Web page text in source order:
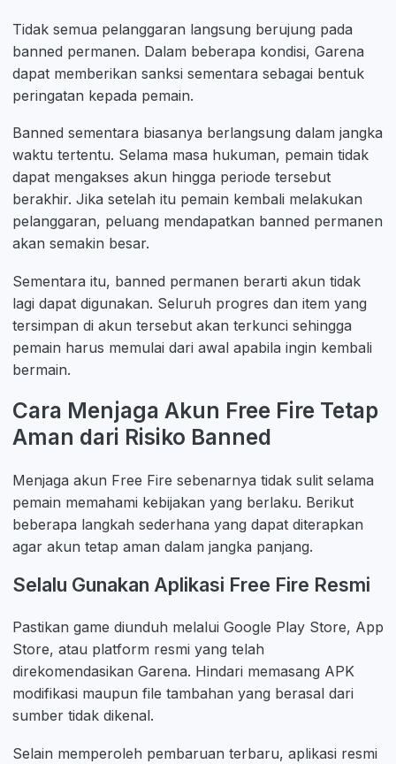
Tidak semua pelanggaran langsung berujung pada
banned permanen. Dalam beberapa kondisi, Garena
dapat memberikan sanksi sementara sebagai bentuk
peringatan kepada pemain.
Banned sementara biasanya berlangsung dalam jangka
waktu tertentu. Selama masa hukuman, pemain tidak
dapat mengakses akun hingga periode tersebut
berakhir. Jika setelah itu pemain kembali melakukan
pelanggaran, peluang mendapatkan banned permanen
akan semakin besar.
Sementara itu, banned permanen berarti akun tidak
lagi dapat digunakan. Seluruh progres dan item yang
tersimpan di akun tersebut akan terkunci sehingga
pemain harus memulai dari awal apabila ingin kembali
bermain.
Cara Menjaga Akun Free Fire Tetap
Aman dari Risiko Banned
Menjaga akun Free Fire sebenarnya tidak sulit selama
pemain memahami kebijakan yang berlaku. Berikut
beberapa langkah sederhana yang dapat diterapkan
agar akun tetap aman dalam jangka panjang.
Selalu Gunakan Aplikasi Free Fire Resmi
Pastikan game diunduh melalui Google Play Store, App
Store, atau platform resmi yang telah
direkomendasikan Garena. Hindari memasang APK
modifikasi maupun file tambahan yang berasal dari
sumber tidak dikenal.
Selain memperoleh pembaruan terbaru, aplikasi resmi